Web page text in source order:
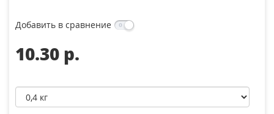
Добавить в сравнение
10.30 p.